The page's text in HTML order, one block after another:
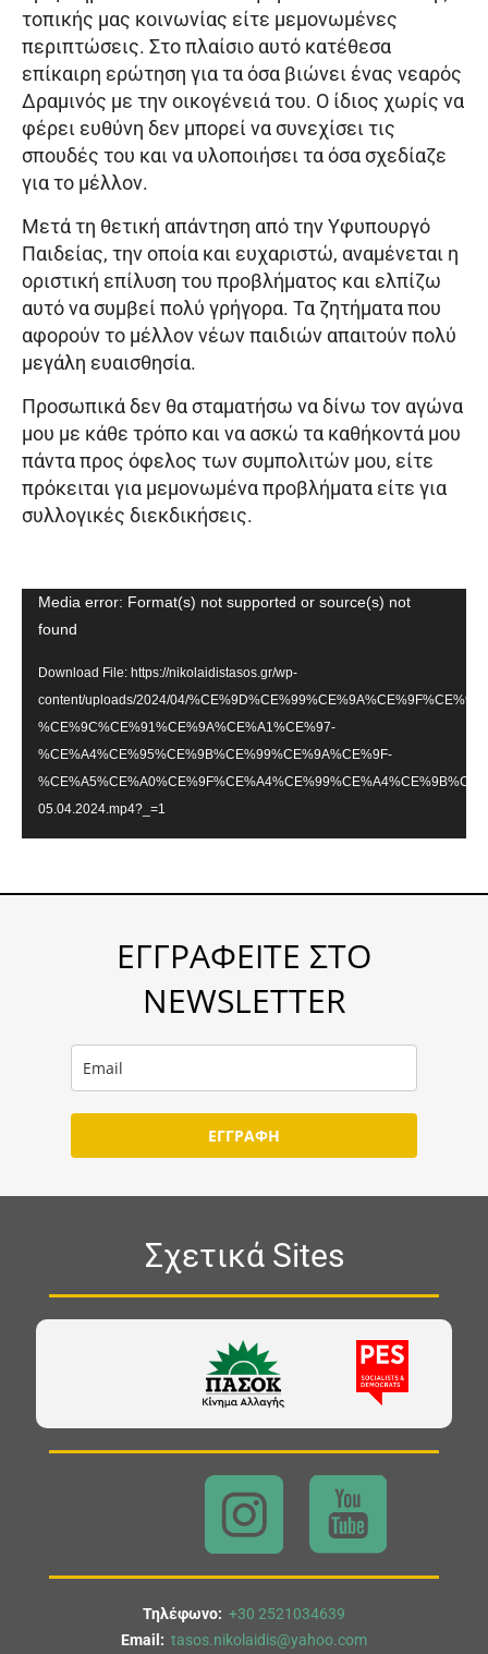
τοπικής μας κοινωνίας είτε μεμονωμένες
περιπτώσεις. Στο πλαίσιο αυτό κατέθεσα
επίκαιρη ερώτηση για τα όσα βιώνει ένας νεαρός
Δραμινός με την οικογένειά του. Ο ίδιος χωρίς να
φέρει ευθύνη δεν μπορεί να συνεχίσει τις
σπουδές του και να υλοποιήσει τα όσα σχεδίαζε
για το μέλλον.
Μετά τη θετική απάντηση από την Υφυπουργό
Παιδείας, την οποία και ευχαριστώ, αναμένεται η
οριστική επίλυση του προβλήματος και ελπίζω
αυτό να συμβεί πολύ γρήγορα. Τα ζητήματα που
αφορούν το μέλλον νέων παιδιών απαιτούν πολύ
μεγάλη ευαισθησία.
Προσωπικά δεν θα σταματήσω να δίνω τον αγώνα
μου με κάθε τρόπο και να ασκώ τα καθήκοντά μου
πάντα προς όφελος των συμπολιτών μου, είτε
πρόκειται για μεμονωμένα προβλήματα είτε για
συλλογικές διεκδικήσεις.
Video
Player
Media error: Format(s) not supported or source(s) not
found
Download File: https://nikolaidistasos.gr/wp-
content/uploads/2024/04/
%CE%9C%CE%91%CE%9A%CE%A1%CE%97-
%CE%A4%CE%95%CE%9B%CE%99%CE%9A%CE%9F-
05.04.2024.mp4?_=1
ΕΓΓΡΑΦΕΙΤΕ ΣΤΟ
NEWSLETTER
ΕΓΓΡΑΦΗ
Σχετικά Sites
Τηλέφωνο: +30 2521034639
Email: tasos.nikolaidis@yahoo.com